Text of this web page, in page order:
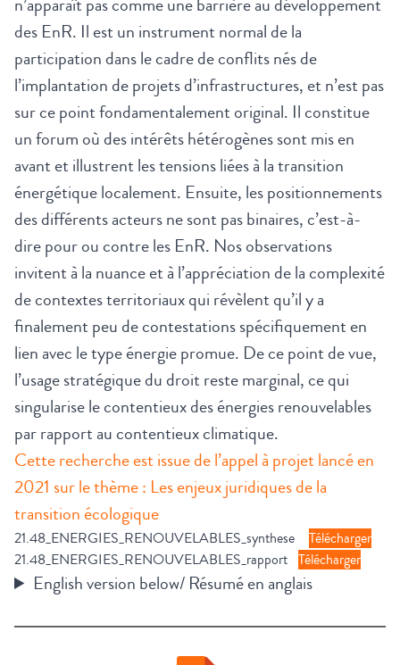
des EnR. Il est un instrument normal de la
participation dans le cadre de conflits nés de
l’implantation de projets d’infrastructures, et n’est pas
sur ce point fondamentalement original. Il constitue
un forum où des intérêts hétérogènes sont mis en
avant et illustrent les tensions liées à la transition
énergétique localement. Ensuite, les positionnements
des différents acteurs ne sont pas binaires, c’est-à-
dire pour ou contre les EnR. Nos observations
invitent à la nuance et à l’appréciation de la complexité
de contextes territoriaux qui révèlent qu’il y a
finalement peu de contestations spécifiquement en
lien avec le type énergie promue. De ce point de vue,
l’usage stratégique du droit reste marginal, ce qui
singularise le contentieux des énergies renouvelables
par rapport au contentieux climatique.
Cette recherche est issue de l’appel à projet lancé en
2021 sur le thème : Les enjeux juridiques de la
transition écologique
21.48_ENERGIES_RENOUVELABLES_synthese
Télécharger
21.48_ENERGIES_RENOUVELABLES_rapport Télécharger
English version below/ Résumé en anglais